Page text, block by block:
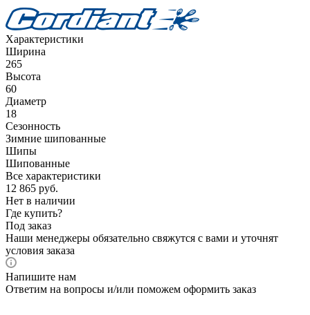
Характеристики
Ширина
265
Высота
60
Диаметр
18
Сезонность
Зимние шипованные
Шипы
Шипованные
Все характеристики
12 865 руб.
Нет в наличии
Где купить?
Под заказ
Наши менеджеры обязательно свяжутся с вами и уточнят
условия заказа
Напишите нам
Ответим на вопросы и/или поможем оформить заказ